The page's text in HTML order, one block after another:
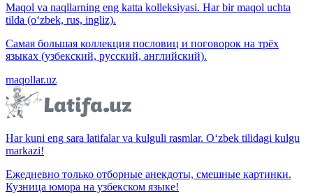
Maqol va naqllarning eng katta kolleksiyasi. Har bir maqol uchta
tilda (o‘zbek, rus, ingliz).
Самая большая коллекция пословиц и поговорок на трёх
языках (узбекский, русский, английский).
maqollar.uz
Har kuni eng sara latifalar va kulguli rasmlar. O‘zbek tilidagi kulgu
markazi!
Ежедневно только отборные анекдоты, смешные картинки.
Кузница юмора на узбекском языке!